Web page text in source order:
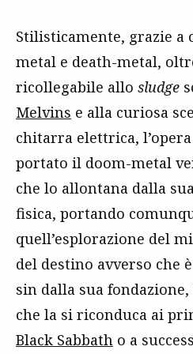
Stilisticamente, grazie a
metal e death-metal,
ricollegabile allo sludge
Melvins e alla curiosa
chitarra elettrica,
portato il doom-metal
che lo allontana dalla
fisica, portando
quell’esplorazione del
del destino avverso che
sin dalla sua
che la si riconduca ai
Black Sabbath o a